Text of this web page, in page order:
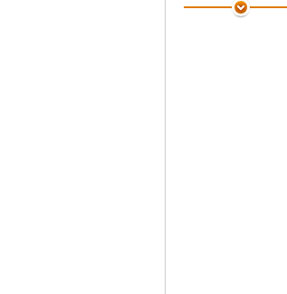
学术水平
9 点